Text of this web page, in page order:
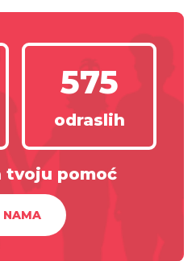
575
odraslih
tvoju pomoć
NAMA